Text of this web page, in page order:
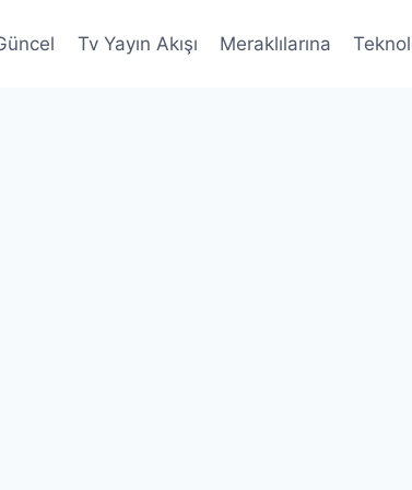
Tv Yayın Akışı Meraklılarına